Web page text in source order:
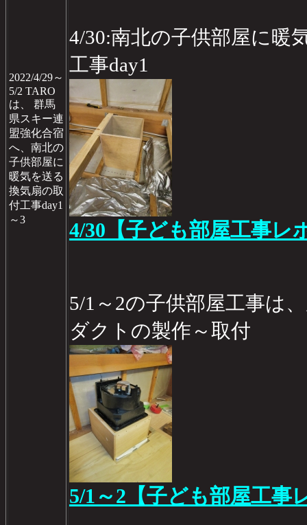
2022/4/29～
5/2 TARO
は、 群馬
県スキー連
盟強化合宿
へ、南北の
子供部屋に
暖気を送る
換気扇の取
付工事day1
～3
4/30:南北の子供部屋に暖
工事day1
4/30【子ども部屋工事レ
5/1～2の子供部屋工事は
ダクトの製作～取付
5/1～2【子ども部屋工事